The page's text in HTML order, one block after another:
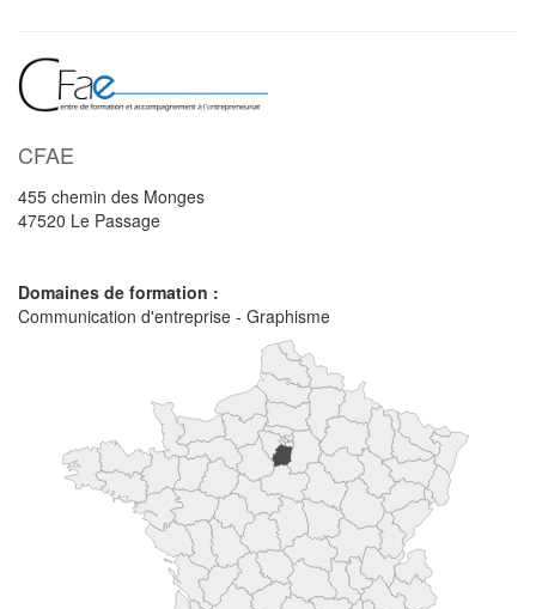
CFAE
455 chemin des Monges
47520 Le Passage
Domaines de formation :
Communication d'entreprise - Graphisme